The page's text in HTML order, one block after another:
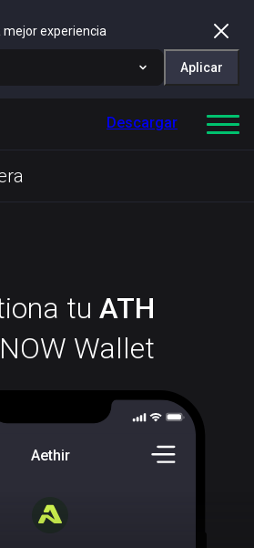
mejor experiencia
Aplicar
Descargar
tu ATH
Wallet
Aethir